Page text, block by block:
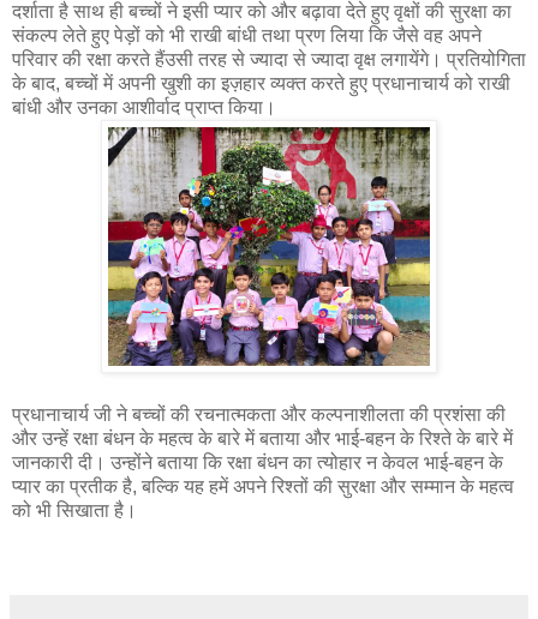
दर्शाता है साथ ही बच्चों ने इसी प्यार को और बढ़ावा देते हुए वृक्षों की सुरक्षा का
संकल्प लेते हुए पेड़ों को भी राखी बांधी तथा प्रण लिया कि जैसे वह अपने
परिवार की रक्षा करते हैंउसी तरह से ज्यादा से ज्यादा वृक्ष लगायेंगे। प्रतियोगिता
के बाद, बच्चों में अपनी खुशी का इज़हार व्यक्त करते हुए प्रधानाचार्य को राखी
बांधी और उनका आशीर्वाद प्राप्त किया।
प्रधानाचार्य जी ने बच्चों की रचनात्मकता और कल्पनाशीलता की प्रशंसा की
और उन्हें रक्षा बंधन के महत्व के बारे में बताया और भाई-बहन के रिश्ते के बारे में
जानकारी दी। उन्होंने बताया कि रक्षा बंधन का त्योहार न केवल भाई-बहन के
प्यार का प्रतीक है, बल्कि यह हमें अपने रिश्तों की सुरक्षा और सम्मान के महत्व
को भी सिखाता है।